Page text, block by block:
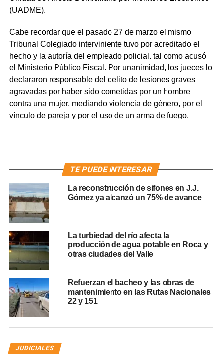
(UADME).
Cabe recordar que el pasado 27 de marzo el mismo
Tribunal Colegiado interviniente tuvo por acreditado el
hecho y la autoría del empleado policial, tal como acusó
el Ministerio Público Fiscal. Por unanimidad, los jueces lo
declararon responsable del delito de lesiones graves
agravadas por haber sido cometidas por un hombre
contra una mujer, mediando violencia de género, por el
vínculo de pareja y por el uso de un arma de fuego.
TE PUEDE INTERESAR
La reconstrucción de sifones en J.J.
Gómez ya alcanzó un 75% de avance
La turbiedad del río afecta la
producción de agua potable en Roca y
otras ciudades del Valle
Refuerzan el bacheo y las obras de
mantenimiento en las Rutas Nacionales
22 y 151
JUDICIALES